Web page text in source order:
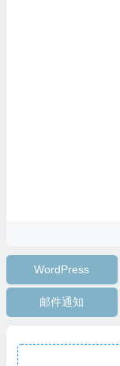
WordPress
邮件通知